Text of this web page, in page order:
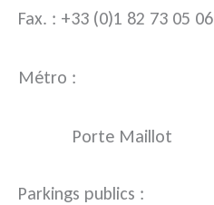
Fax. : +33 (0)1 82 73 05 06
Métro :
Porte Maillot
Parkings publics :